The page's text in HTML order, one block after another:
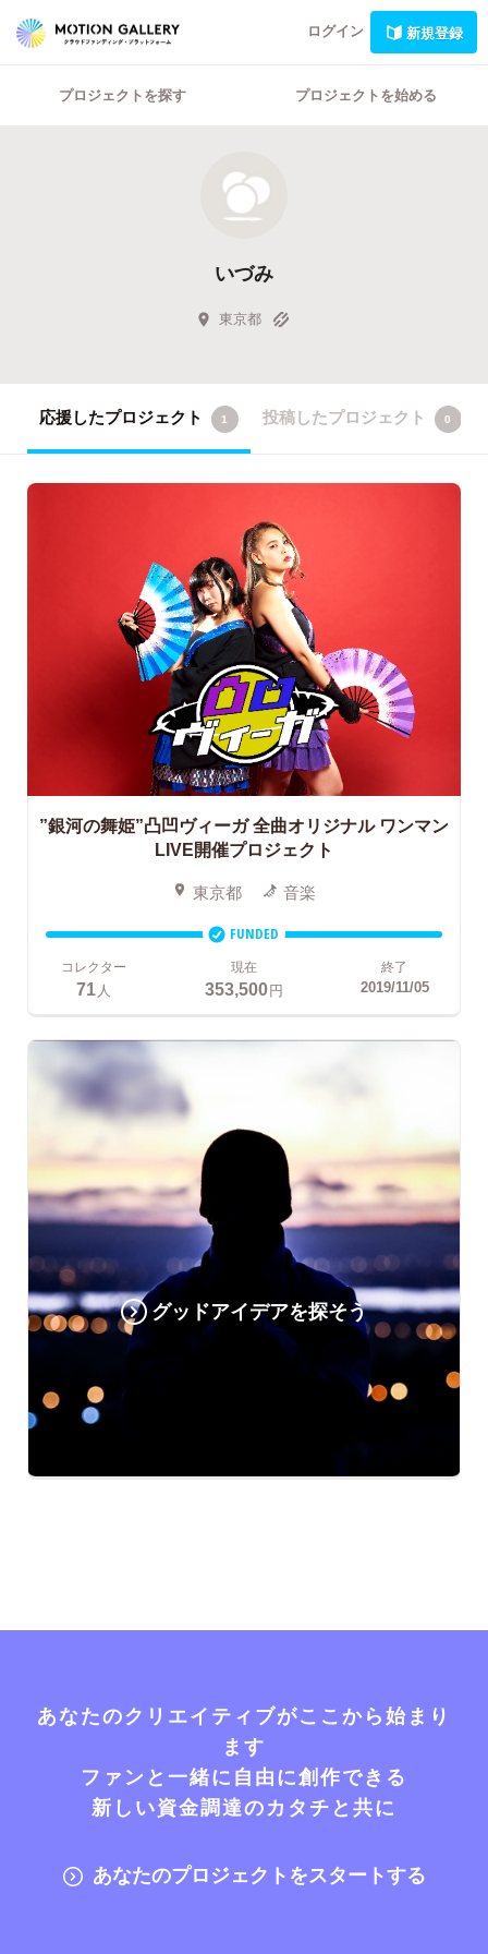
ログイン 新規登録
プロジェクトを探す プロジェクトを始める
いづみ
東京都
応援したプロジェクト 1 投稿したプロジェクト 0
”銀河の舞姫”凸凹ヴィーガ全曲オリジナル ワンマン
LIVE開催プロジェクト
東京都 音楽
FUNDED
コレクター
71 人
現在
353,500円
終了
2019/11/05
グッドアイデアを探そう
あなたのクリエイティブがここから始まり
ます
ファンと一緒に自由に創作できる
新しい資金調達のカタチと共に
あなたのプロジェクトをスタートする